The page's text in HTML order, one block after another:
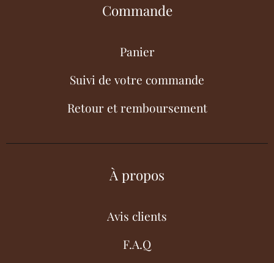
Commande
Panier
Suivi de votre commande
Retour et remboursement
À propos
Avis clients
F.A.Q